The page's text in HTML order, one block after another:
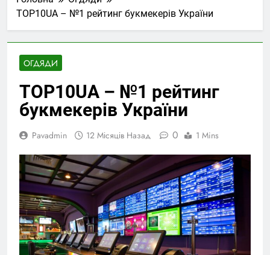
TOP10UA – №1 рейтинг букмекерів України
ОГДЯДИ
TOP10UA – №1 рейтинг
букмекерів України
Pavadmin 12 Місяців Назад 0 1 Mins